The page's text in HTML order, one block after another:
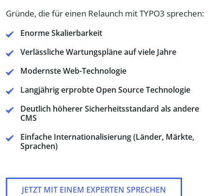
Gründe, die für einen Relaunch mit TYPO3 sprechen:
Enorme Skalierbarkeit
Verlässliche Wartungspläne auf viele Jahre
Modernste Web-Technologie
Langjährig erprobte Open Source Technologie
Deutlich höherer Sicherheitsstandard als andere
CMS
Einfache Internationalisierung (Länder, Märkte,
Sprachen)
JETZT MIT EINEM EXPERTEN SPRECHEN